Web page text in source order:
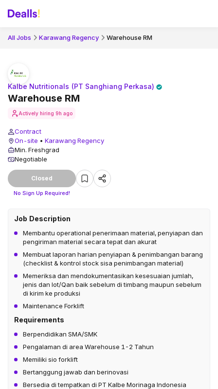
All Jobs Karawang Regency Warehouse RM
Warehouse RM
Kalbe Nutritionals (PT Sanghiang Perkasa)
Actively hiring 9h ago
Contract
On-site • Karawang Regency
Min. Freshgrad
Negotiable
Closed
No Sign Up Required!
Job Description
Membantu operational penerimaan material, penyiapan dan
pengiriman material secara tepat dan akurat
Membuat laporan harian penyiapan & penimbangan barang
(checklist & kontrol stock sisa penimbangan material)
Memeriksa dan mendokumentasikan kesesuaian jumlah,
jenis dan lot/Qan baik sebelum di timbang maupun sebelum
di kirim ke produksi
Maintenance Forklift
Requirements
Berpendidikan SMA/SMK
Pengalaman di area Warehouse 1-2 Tahun
Memiliki sio forklift
Bertanggung jawab dan berinovasi
Bersedia di tempatkan di PT Kalbe Morinaga Indonesia